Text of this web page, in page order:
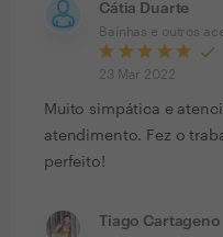
Cátia Duarte
Baínhas e outros
23 Mar 2022
Muito simpática e
atendimento. Fez o
perfeito!
Tiago Cartageno